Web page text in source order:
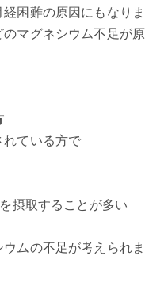
困難の原因にもなりま
マグネシウム不足が原
ている方で
摂取することが多い
ムの不足が考えられま